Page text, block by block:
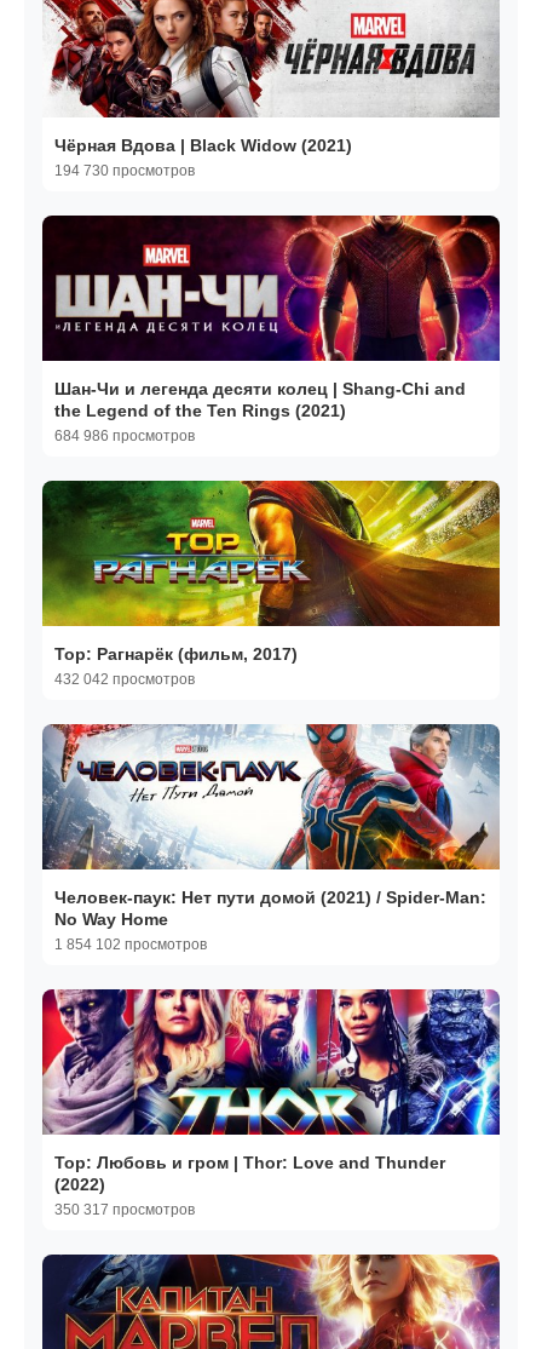
Чёрная Вдова | Black Widow (2021)
194 730 просмотров
Шан-Чи и легенда десяти колец | Shang-Chi and
the Legend of the Ten Rings (2021)
684 986 просмотров
Тор: Рагнарёк (фильм, 2017)
432 042 просмотров
Человек-паук: Нет пути домой (2021) / Spider-Man:
No Way Home
1 854 102 просмотров
Тор: Любовь и гром | Thor: Love and Thunder
(2022)
350 317 просмотров